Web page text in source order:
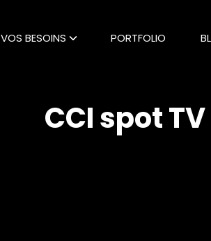
VOS BESOINS PORTFOLIO
CCI spot TV